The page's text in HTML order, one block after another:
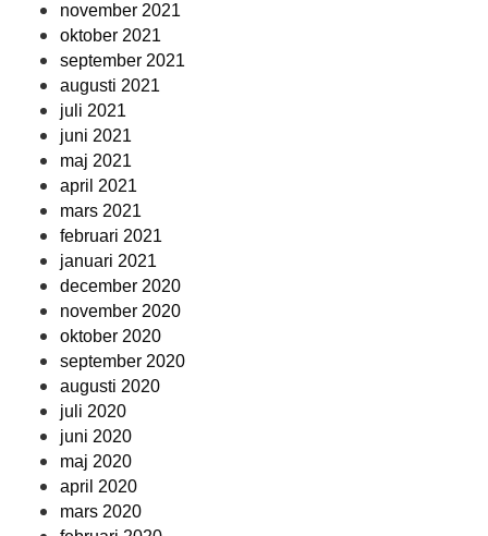
november 2021
oktober 2021
september 2021
augusti 2021
juli 2021
juni 2021
maj 2021
april 2021
mars 2021
februari 2021
januari 2021
december 2020
november 2020
oktober 2020
september 2020
augusti 2020
juli 2020
juni 2020
maj 2020
april 2020
mars 2020